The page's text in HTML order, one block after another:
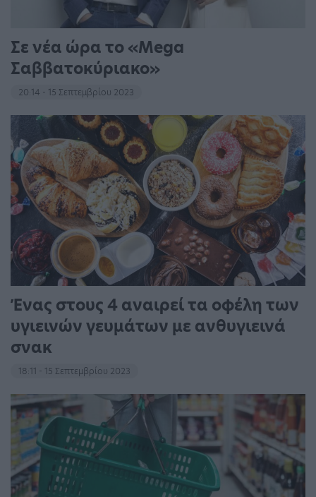
Σε νέα ώρα το «Mega
Σαββατοκύριακο»
20:14 - 15 Σεπτεμβρίου 2023
Ένας στους 4 αναιρεί τα οφέλη των
υγιεινών γευμάτων με ανθυγιεινά
σνακ
18:11 - 15 Σεπτεμβρίου 2023